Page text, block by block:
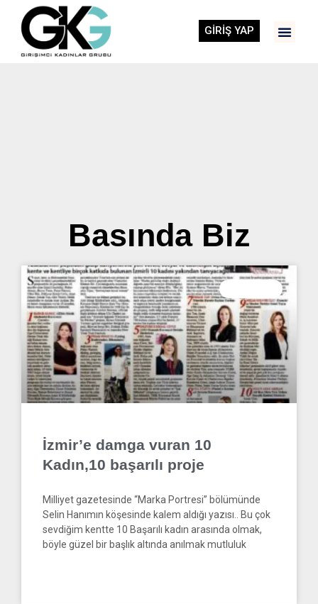
GİRİŞ YAP
Basında Biz
İzmir’e damga vuran 10
Kadın,10 başarılı proje
Milliyet gazetesinde “Marka Portresi” bölümünde
Selin Hanımın köşesinde kalem aldığı yazısı.. Bu çok
sevdiğim kentte 10 Başarılı kadın arasında olmak,
böyle güzel bir başlık altında anılmak mutluluk